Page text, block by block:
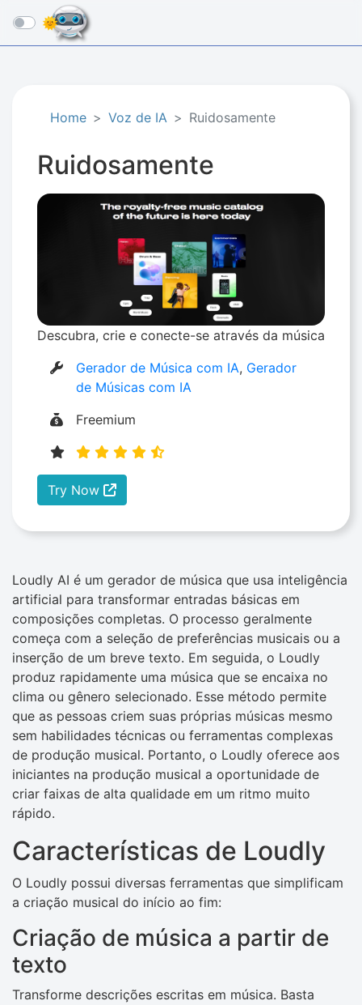
☰
Home Voz de IA Ruidosamente
Ruidosamente
Descubra, crie e conecte-se através da música
Gerador de Música com IA, Gerador
de Músicas com IA
Freemium
Try Now
Loudly AI é um gerador de música que usa inteligência
artificial para transformar entradas básicas em
composições completas. O processo geralmente
começa com a seleção de preferências musicais ou a
inserção de um breve texto. Em seguida, o Loudly
produz rapidamente uma música que se encaixa no
clima ou gênero selecionado. Esse método permite
que as pessoas criem suas próprias músicas mesmo
sem habilidades técnicas ou ferramentas complexas
de produção musical. Portanto, o Loudly oferece aos
iniciantes na produção musical a oportunidade de
criar faixas de alta qualidade em um ritmo muito
rápido.
Características de Loudly
O Loudly possui diversas ferramentas que simplificam
a criação musical do início ao fim:
Criação de música a partir de
texto
Transforme descrições escritas em música. Basta